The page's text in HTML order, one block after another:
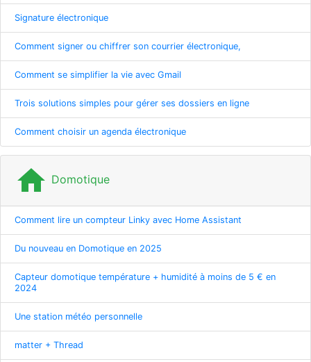
Signature électronique
Comment signer ou chiffrer son courrier électronique,
Comment se simplifier la vie avec Gmail
Trois solutions simples pour gérer ses dossiers en ligne
Comment choisir un agenda électronique
home Domotique
Comment lire un compteur Linky avec Home Assistant
Du nouveau en Domotique en 2025
Capteur domotique température + humidité à moins de 5 € en
2024
Une station météo personnelle
matter + Thread